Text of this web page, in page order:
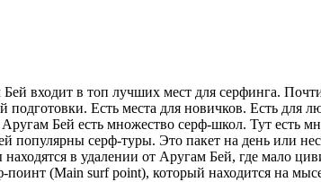
входит в топ лучших мест для серфинга.
Есть места для новичков. Есть для
Бей есть множество серф-школ. Тут есть
популярны серф-туры. Это пакет на день или
в удалении от Аругам Бей, где мало
(Main surf point), который находится на